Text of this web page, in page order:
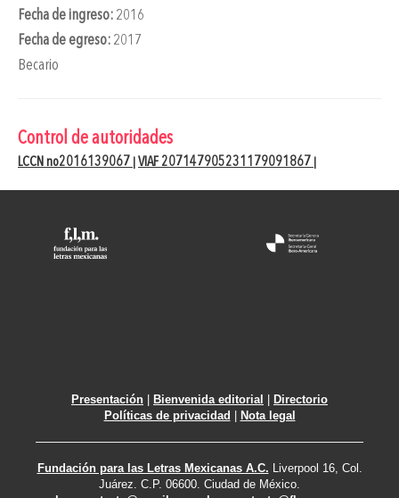
Fecha de ingreso: 2016
Fecha de egreso: 2017
Becario
Control de autoridades
LCCN no2016139067 VIAF 207147905231179091867
Presentación Bienvenida editorial
Directorio
Políticas de privacidad
Nota legal
Fundación para las Letras Mexicanas A.C. Liverpool 16, Col.
Juárez. C.P. 06600. Ciudad de México.